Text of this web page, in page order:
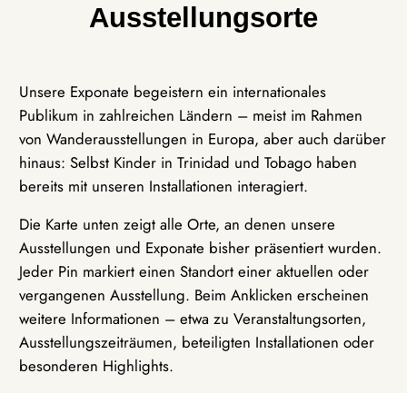
Ausstellungsorte
Unsere Exponate begeistern ein internationales
Publikum in zahlreichen Ländern – meist im Rahmen
von Wanderausstellungen in Europa, aber auch darüber
hinaus: Selbst Kinder in Trinidad und Tobago haben
bereits mit unseren Installationen interagiert.
Die Karte unten zeigt alle Orte, an denen unsere
Ausstellungen und Exponate bisher präsentiert wurden.
Jeder Pin markiert einen Standort einer aktuellen oder
vergangenen Ausstellung. Beim Anklicken erscheinen
weitere Informationen – etwa zu Veranstaltungsorten,
Ausstellungszeiträumen, beteiligten Installationen oder
besonderen Highlights.